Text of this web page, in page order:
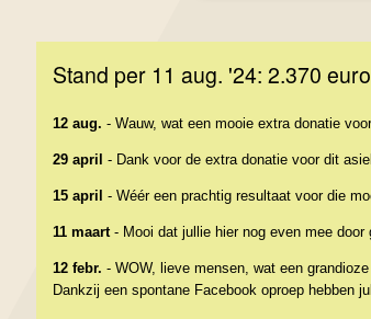
Stand per 11 aug. '24: 2.370 euro
12 aug. - Wauw, wat een mooie extra donatie
29 april - Dank voor de extra donatie voor dit
15 april - Wéér een prachtig resultaat voor die
11 maart- Mooi dat jullie hier nog even mee
12 febr. - WOW, lieve mensen, wat een
Dankzij een spontane Facebook oproep hebben